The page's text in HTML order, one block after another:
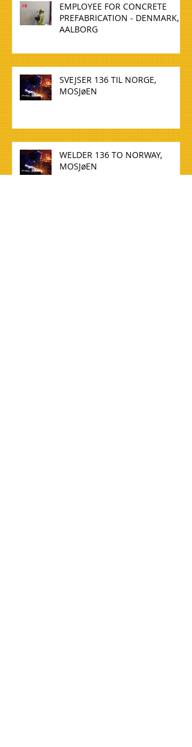
EMPLOYEE FOR CONCRETE
PREFABRICATION - DENMARK,
AALBORG
SVEJSER 136 TIL NORGE,
MOSJøEN
WELDER 136 TO NORWAY,
MOSJøEN